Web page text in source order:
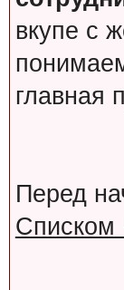
вкупе с
главная
Перед
Списком